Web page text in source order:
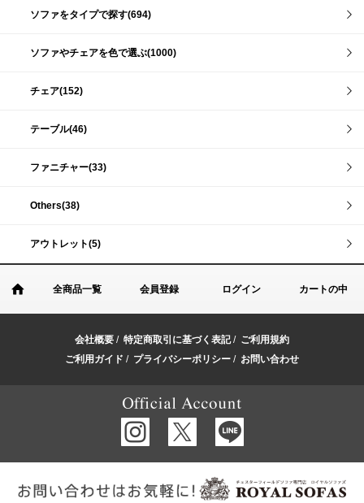
ソファをタイプで探す(694)
ソファやチェアを色で選ぶ(1000)
チェア(152)
テーブル(46)
ファニチャー(33)
Others(38)
アウトレット(5)
全商品一覧 会員登録 ログイン カートの中
会社概要 / 特定商取引に基づく表記/ ご利用規約
ご利用ガイド / プライバシーポリシー / お問い合わせ